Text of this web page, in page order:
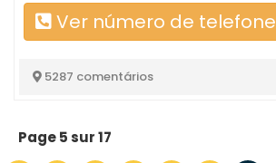
Ver número de telefone
5287 comentários
Page 5 sur 17